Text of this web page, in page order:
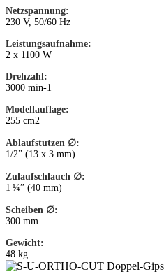
Netzspannung:
230 V, 50/60 Hz
Leistungsaufnahme:
2 x 1100 W
Drehzahl:
3000 min-1
Modellauflage:
255 cm2
Ablaufstutzen ∅:
1/2” (13 x 3 mm)
Zulaufschlauch ∅:
1 ¼” (40 mm)
Scheiben ∅:
300 mm
Gewicht:
48 kg